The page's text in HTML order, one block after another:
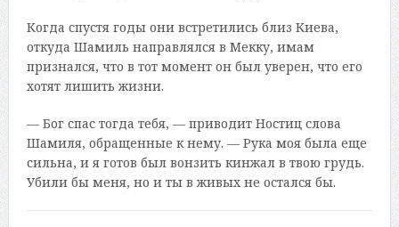
Когда спустя годы они встретились близ Киева,
откуда Шамиль направлялся в Мекку, имам
признался, что в тот момент он был уверен, что его
хотят лишить жизни.
— Бог спас тогда тебя, — приводит Ностиц слова
Шамиля, обращенные к нему. — Рука моя была еще
сильна, и я готов был вонзить кинжал в твою грудь.
Убили бы меня, но и ты в живых не остался бы.